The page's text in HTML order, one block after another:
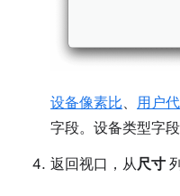
设备像素比、 用户
字段。设备类型字
返回视口，从尺寸